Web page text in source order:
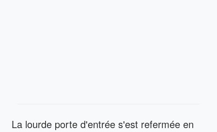
La lourde porte d'entrée s'est refermée en